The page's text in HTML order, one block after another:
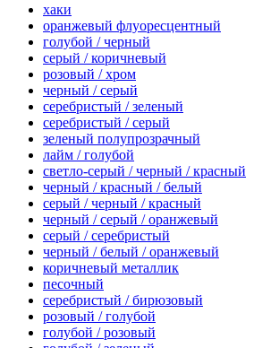
хаки
оранжевый флуоресцентный
голубой / черный
серый / коричневый
розовый / хром
черный / серый
серебристый / зеленый
серебристый / серый
зеленый полупрозрачный
лайм / голубой
светло-серый / черный / красный
черный / красный / белый
серый / черный / красный
черный / серый / оранжевый
серый / серебристый
черный / белый / оранжевый
коричневый металлик
песочный
серебристый / бирюзовый
розовый / голубой
голубой / розовый